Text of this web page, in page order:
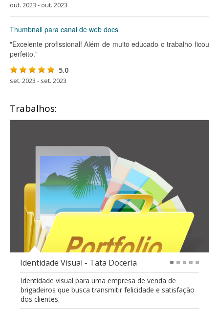
out. 2023 - out. 2023
Thumbnail para canal de web docs
"Excelente profissional! Além de muito educado o trabalho ficou
perfeito."
5.0
set. 2023 - set. 2023
Trabalhos:
Identidade Visual - Tata Doceria
Identidade visual para uma empresa de venda de
brigadeiros que busca transmitir felicidade e satisfação
dos clientes.